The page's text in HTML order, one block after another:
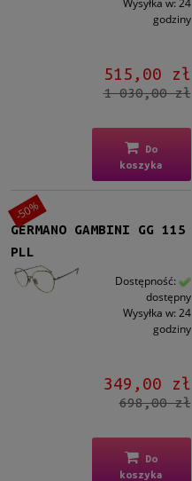
Wysyłka w: 24
godziny
515,00 zł
1 030,00 zł
Do
koszyka
GERMANO GAMBINI GG 115
PLL
Dostępność:
dostępny
Wysyłka w: 24
godziny
349,00 zł
698,00 zł
Do
koszyka
-50%